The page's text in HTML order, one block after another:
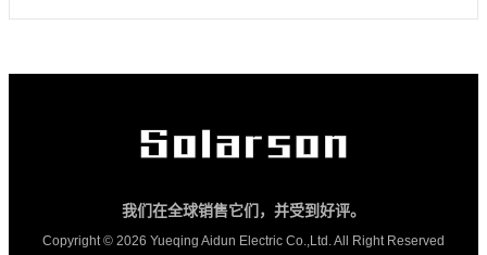
我们在全球销售它们，并受到好评。
Copyright © 2026 Yueqing Aidun Electric Co.,Ltd. All Right Reserved